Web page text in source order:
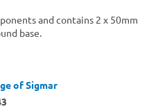
and contains 2 x 50mm
base.
of Sigmar